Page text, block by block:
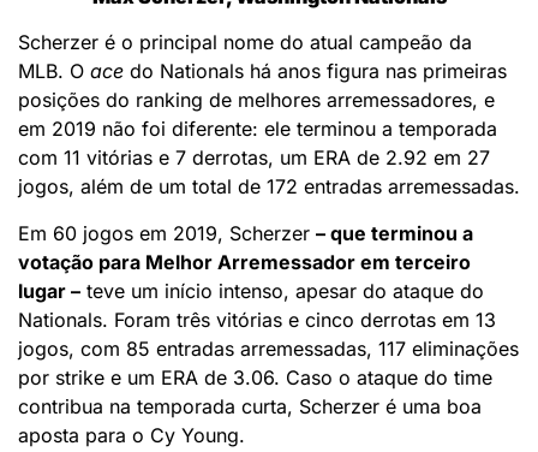
Scherzer é o principal nome do atual campeão da
MLB. O ace do Nationals há anos figura nas primeiras
posições do ranking de melhores arremessadores, e
em 2019 não foi diferente: ele terminou a temporada
com 11 vitórias e 7 derrotas, um ERA de 2.92 em 27
jogos, além de um total de 172 entradas arremessadas.
Em 60 jogos em 2019, Scherzer – que terminou a
votação para Melhor Arremessador em terceiro
lugar – teve um início intenso, apesar do ataque do
Nationals. Foram três vitórias e cinco derrotas em 13
jogos, com 85 entradas arremessadas, 117 eliminações
por strike e um ERA de 3.06. Caso o ataque do time
contribua na temporada curta, Scherzer é uma boa
aposta para o Cy Young.